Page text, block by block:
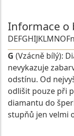
Informace o
DEFGHIJKLMNOFn
G (Vzácně bílý):
nevykazuje
odstínu. Od
odlišit pouze při
diamantu do
stupňů jen velmi